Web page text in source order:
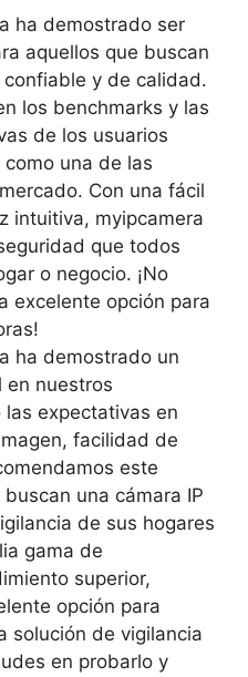
ha demostrado ser
aquellos que buscan
y de calidad.
los benchmarks y las
de los usuarios
una de las
Con una fácil
intuitiva, myipcamera
que todos
o negocio. ¡No
excelente opción para
ha demostrado un
en nuestros
expectativas en
facilidad de
este
una cámara IP
de sus hogares
gama de
superior,
opción para
solución de vigilancia
en probarlo y